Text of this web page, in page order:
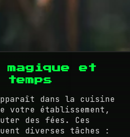
magique et
dans la cuisine
votre établissement,
des fées. Ces
diverses tâches :